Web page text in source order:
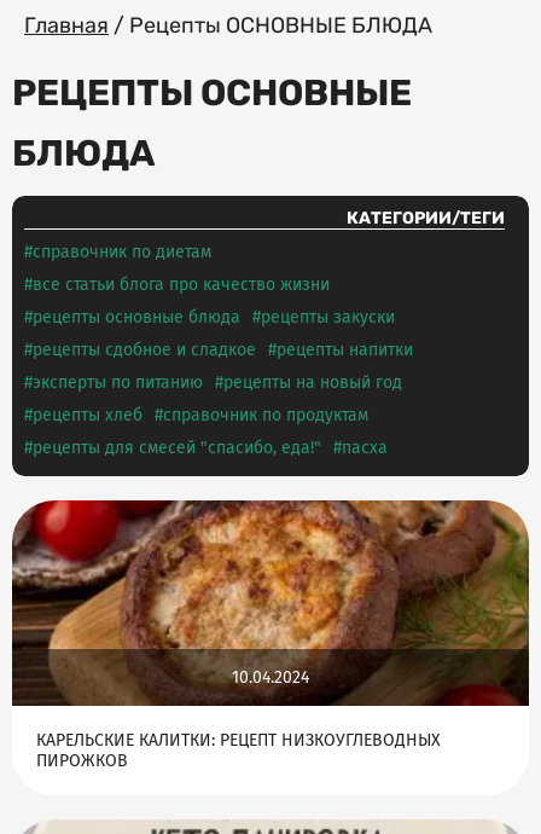
Главная / Рецепты ОСНОВНЫЕ БЛЮДА
РЕЦЕПТЫ ОСНОВНЫЕ
БЛЮДА
КАТЕГОРИИ/ТЕГИ
справочник по диетам
все статьи блога про качество жизни
рецепты основные блюда
рецепты закуски
рецепты сдобное и сладкое
рецепты напитки
эксперты по питанию
рецепты на новый год
рецепты хлеб
справочник по продуктам
рецепты для смесей "спасибо, еда!"
пасха
10.04.2024
КАРЕЛЬСКИЕ КАЛИТКИ: РЕЦЕПТ НИЗКОУГЛЕВОДНЫХ
ПИРОЖКОВ